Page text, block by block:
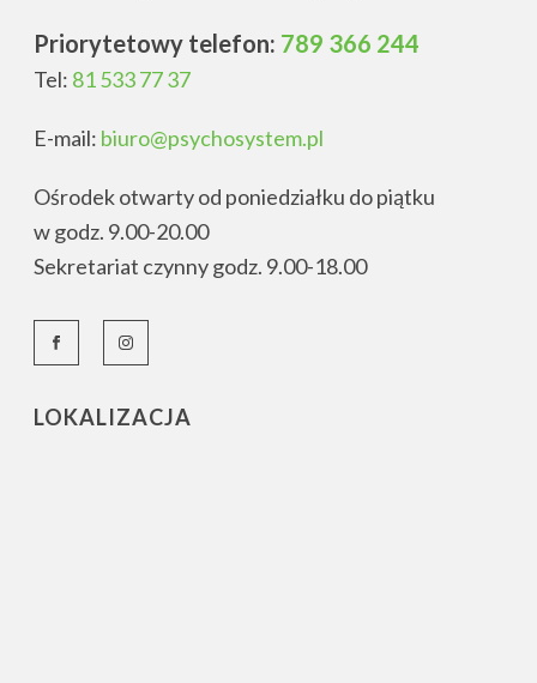
Priorytetowy telefon: 789 366 244
Tel: 81 533 77 37
E-mail: biuro@psychosystem.pl
Ośrodek otwarty od poniedziałku do piątku
w godz. 9.00-20.00
Sekretariat czynny godz. 9.00-18.00
LOKALIZACJA